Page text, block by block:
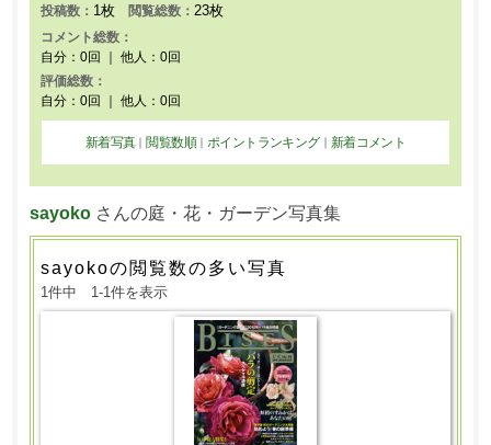
投稿数： 1枚閲覧総数： 23枚
コメント総数：
自分：0回 ｜ 他人：0回
評価総数：
自分：0回 ｜ 他人：0回
新着写真 ｜ 閲覧数順｜ ポイントランキング｜ 新着コメント
sayokoさんの庭・花・ガーデン写真集
sayokoの閲覧数の多い写真
1件中 1-1件を表示